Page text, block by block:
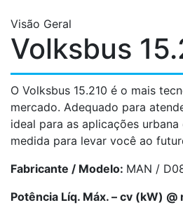
Visão Geral
Volksbus
O Volksbus 15.210 é o mais
mercado. Adequado para
ideal para as aplicações
medida para levar você ao
Fabricante / Modelo: MAN /
Potência Líq. Máx. – cv (kW) @